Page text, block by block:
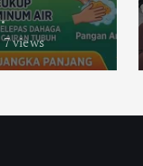
7 views